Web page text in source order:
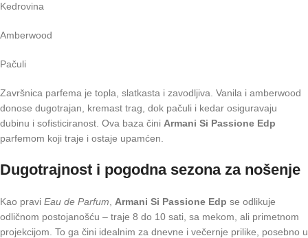
Kedrovina
Amberwood
Pačuli
Završnica parfema je topla, slatkasta i zavodljiva. Vanila i amberwood
donose dugotrajan, kremast trag, dok pačuli i kedar osiguravaju
dubinu i sofisticiranost. Ova baza čini Armani Si Passione Edp
parfemom koji traje i ostaje upamćen.
Dugotrajnost i pogodna sezona za nošenje
Kao pravi Eau de Parfum Armani Si Passione Edp se odlikuje
odličnom postojanošću – traje 8 do 10 sati, sa mekom, ali primetnom
projekcijom. To ga čini idealnim za dnevne i večernje prilike, posebno u